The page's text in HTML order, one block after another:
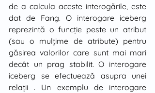
de a calcula aceste interogările, este
dat de Fang. O interogare iceberg
reprezintă o funcţie peste un atribut
(sau o mulţime de atribute) pentru
găsirea valorilor care sunt mai mari
decât un prag stabilit. O interogare
iceberg se efectuează asupra unei
relaţii . Un exemplu de interogare